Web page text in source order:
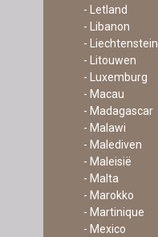
- Letland
- Libanon
- Liechtenstein
- Litouwen
- Luxemburg
- Macau
- Madagascar
- Malawi
- Malediven
- Maleisië
- Malta
- Marokko
- Martinique
- Mexico